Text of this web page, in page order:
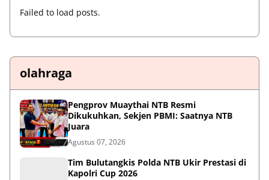
Failed to load posts.
olahraga
Pengprov Muaythai NTB Resmi
Dikukuhkan, Sekjen PBMI: Saatnya NTB
Juara
Agustus 07, 2026
Tim Bulutangkis Polda NTB Ukir Prestasi di
Kapolri Cup 2026